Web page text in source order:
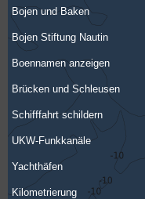
Bojen und Baken
Bojen Stiftung Nautin
Boennamen anzeigen
Brücken und Schleusen
Schifffahrt schildern
UKW-Funkkanäle
Yachthäfen
Kilometrierung